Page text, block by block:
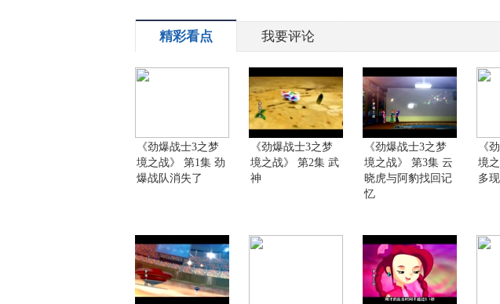
精彩看点 我要评论
《劲爆战士3之梦
境之战》 第1集 劲
爆战队消失了
《劲爆战士3之梦
境之战》 第2集 武
神
《劲爆战士3之梦
境之战》 第3集 云
晓虎与阿豹找回记
忆
《
境
多